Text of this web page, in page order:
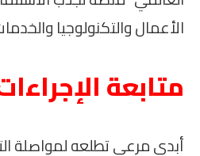
الأعمال والتكنولوجيا
متابعة
أبدى مرعي تطلعه لمواصلة